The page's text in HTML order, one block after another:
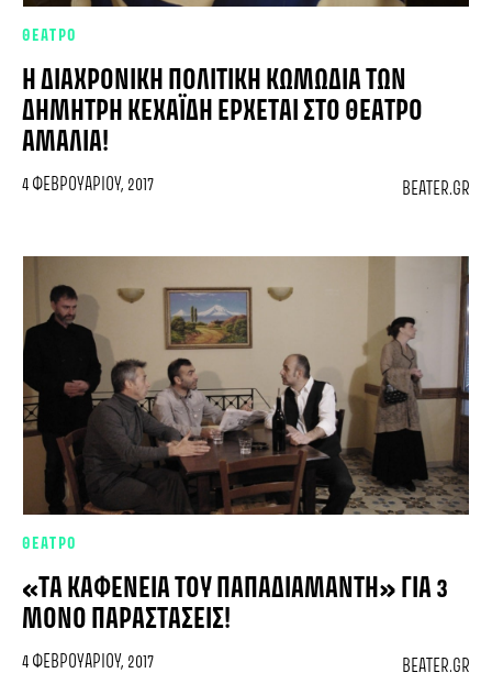
ΘΕΑΤΡΟ
Η ΔΙΑΧΡΟΝΙΚΉ ΠΟΛΙΤΙΚΉ ΚΩΜΩΔΊΑ ΤΩΝ
ΔΗΜΉΤΡΗ ΚΕΧΑΪ́ΔΗ ΈΡΧΕΤΑΙ ΣΤΟ ΘΈΑΤΡΟ
ΑΜΑΛΊΑ!
4 ΦΕΒΡΟΥΑΡΊΟΥ, 2017 BEATER.GR
ΘΕΑΤΡΟ
«ΤΑ ΚΑΦΕΝΕΊΑ ΤΟΥ ΠΑΠΑΔΙΑΜΆΝΤΗ» ΓΙΑ 3
ΜΌΝΟ ΠΑΡΑΣΤΆΣΕΙΣ!
4 ΦΕΒΡΟΥΑΡΊΟΥ, 2017 BEATER.GR